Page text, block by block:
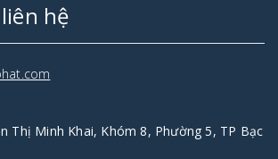
hệ
Thị Minh Khai, Khóm 8, Phường 5, TP Bạc